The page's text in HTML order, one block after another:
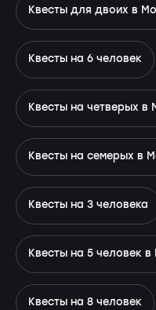
Квесты для двоих в
Квесты на 6 человек
Квесты на четверых в
Квесты на семерых в
Квесты на 3 человека
Квесты на 5 человек
Квесты на 8 человек